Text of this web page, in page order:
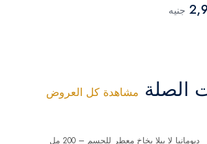
جنيه
الصلة مشاهدة كل العروض